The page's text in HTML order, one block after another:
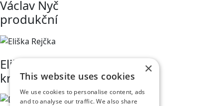
Václav Nyč
produkční
Eliška Rejčka
královna
×
This website uses cookies
We use cookies to personalise content, ads
and to analyse our traffic. We also share